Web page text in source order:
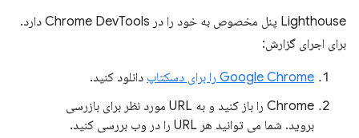
Lighthouse پنل مخصوص به خود را در Chrome DevTools دارد.
برای اجرای گزارش:
Google Chrome را برای دسکتاپ
دانلود کنید.
Chrome را باز کنید و به URL مورد نظر برای بازرسی
بروید. شما می توانید هر URL را در وب بررسی کنید.